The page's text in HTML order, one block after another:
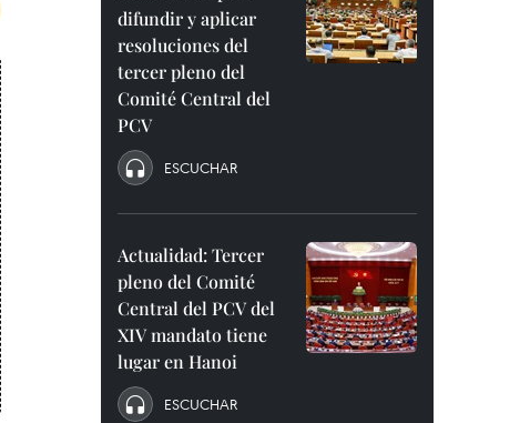
difundir y aplicar
resoluciones del
tercer pleno del
Comité Central del
PCV
ESCUCHAR
Actualidad: Tercer
pleno del Comité
Central del PCV del
XIV mandato tiene
lugar en Hanoi
ESCUCHAR